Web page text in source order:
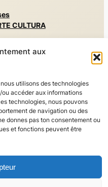
aux
utilisons des technologies
accéder aux informations
technologies, nous pouvons
de navigation ou des
donnes pas ton consentement ou
et fonctions peuvent être
CULTURA
CULTURA